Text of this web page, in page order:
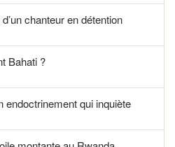
chanteur en détention
Bahati ?
endoctrinement qui inquiète